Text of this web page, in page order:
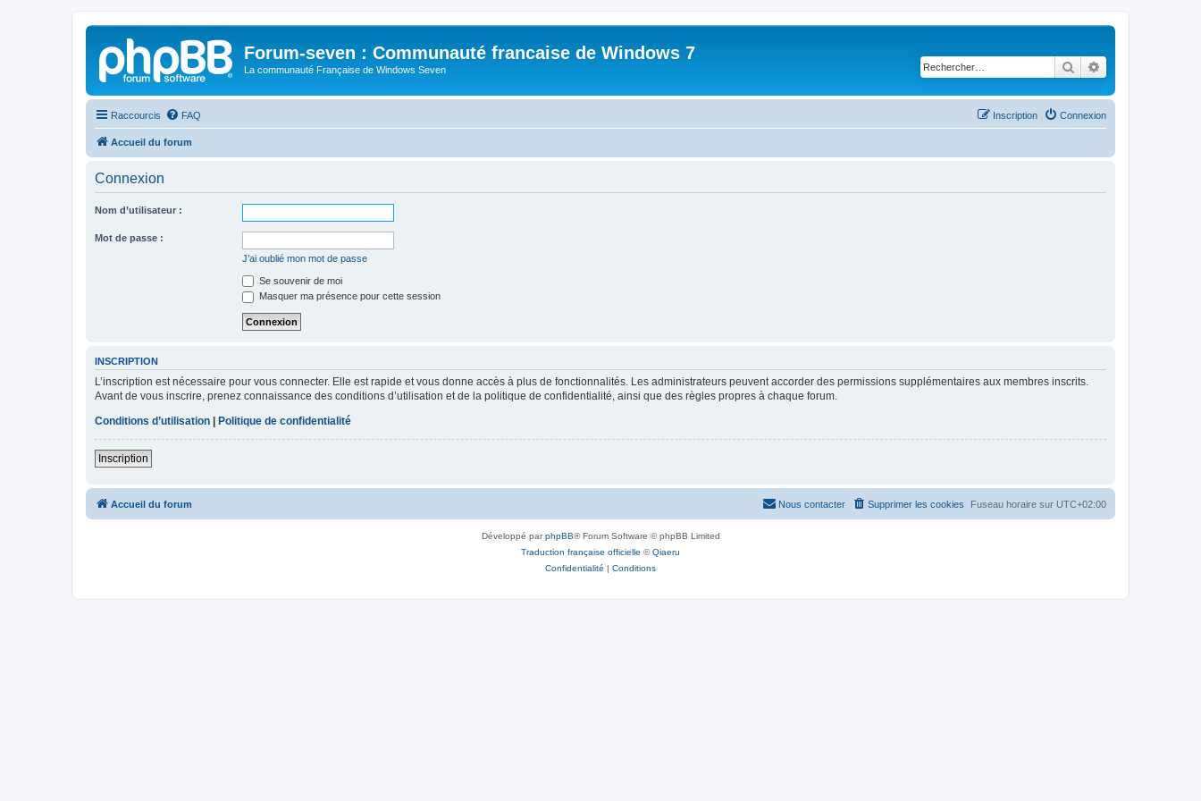
Forum-seven : Communauté francaise de Windows 7
La communauté Française de Windows Seven Rechercher
Raccourcis FAQ Connexion
Inscription
Accueil du forum
Connexion
Nom d’utilisateur :
Mot de passe :
J’ai oublié mon mot de passe
Se souvenir de moi
Masquer ma présence pour cette session
INSCRIPTION
L’inscription est nécessaire pour vous connecter. Elle est rapide et vous donne accès à plus de fonctionnalités. Les administrateurs peuvent accorder des permissions supplémentaires aux membres inscrits.
Avant de vous inscrire, prenez connaissance des conditions d’utilisation et de la politique de confidentialité, ainsi que des règles propres à chaque forum.
Conditions d’utilisation
Politique de confidentialité
Inscription
Accueil du forum Fuseau horaire sur UTC+02:00
Supprimer les cookies
Nous contacter
Développé parphpBB® Forum Software © phpBB Limited
Traduction française officielle ©Qiaeru
Confidentialité | Conditions